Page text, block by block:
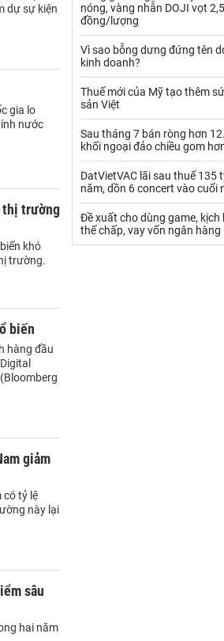
dự sự kiện
gia lo
nước
thị trường
khó
trường.
biến
hàng đầu
giảm
có tỷ lệ
này lại
sâu
hai năm
Rau - Củ -Quả
Sữa
Than
Thủy hải sản khác
Vàng
VLXD khác
Xi măng - Clynker
nóng, vàng nhẫn DOJI vọt
đồng/lượng
Vì sao bỗng dưng đứng tên
kinh doanh?
Thuế mới của Mỹ tạo thêm
sản Việt
Sau tháng 7 bán ròng hơn
khối ngoại đảo chiều gom
DatVietVAC lãi sau thuế 135
năm, dồn 6 concert vào cuối
Đề xuất cho dùng game, kịch
thế chấp, vay vốn ngân hàng